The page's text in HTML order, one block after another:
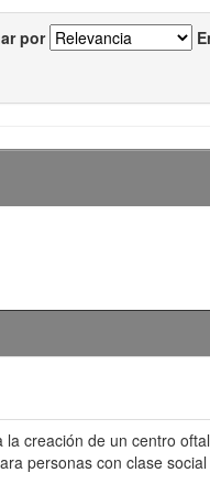
por
creación de un centro
personas con clase